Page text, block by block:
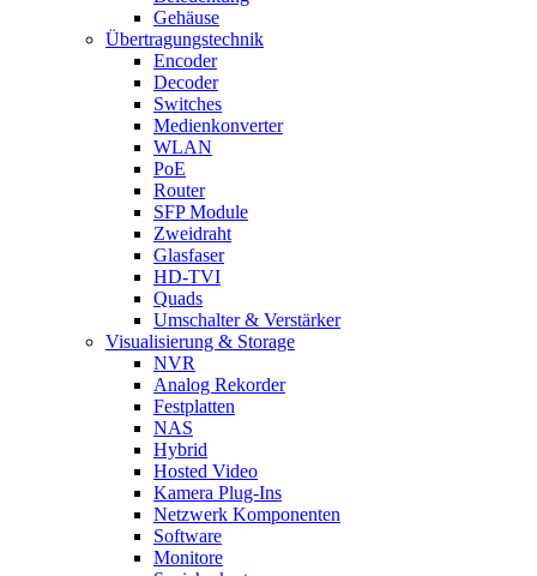
Gehäuse
Übertragungstechnik
Encoder
Decoder
Switches
Medienkonverter
WLAN
PoE
Router
SFP Module
Zweidraht
Glasfaser
HD-TVI
Quads
Umschalter & Verstärker
Visualisierung & Storage
NVR
Analog Rekorder
Festplatten
NAS
Hybrid
Hosted Video
Kamera Plug-Ins
Netzwerk Komponenten
Software
Monitore